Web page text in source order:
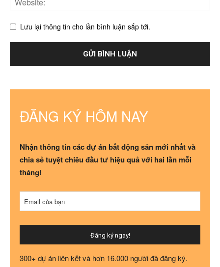
Lưu lại thông tin cho lần bình luận sắp tới.
ĐĂNG KÝ HÔM NAY
Nhận thông tin các dự án bất động sản mới nhất và
chia sẻ tuyệt chiêu đầu tư hiệu quả với hai lần mỗi
tháng!
Website
Email của bạn
Đăng ký ngay!
300+ dự án liên kết và hơn 16.000 người đã đăng ký.